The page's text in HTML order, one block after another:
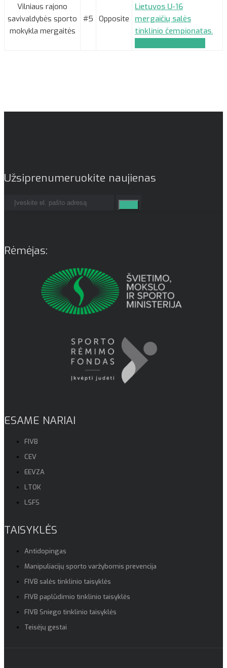
Vilniaus rajono
savivaldybės sporto
mokykla mergaitės
#5 Opposite
Lietuvos U-16
mergaičių salės
tinklinio čempionatas.
Užsiprenumeruokite naujienas
Rėmėjas:
ESAME NARIAI
FIVB
CEV
EEVZA
LTOK
LSFS
TAISYKLĖS
Antidopingas
Manipuliacijų sporto varžybomis prevencija
FIVB salės tinklinio taisyklės
FIVB paplūdimio tinklinio taisyklės
FIVB Sniego tinklinio taisyklės
Teisėjų gestai